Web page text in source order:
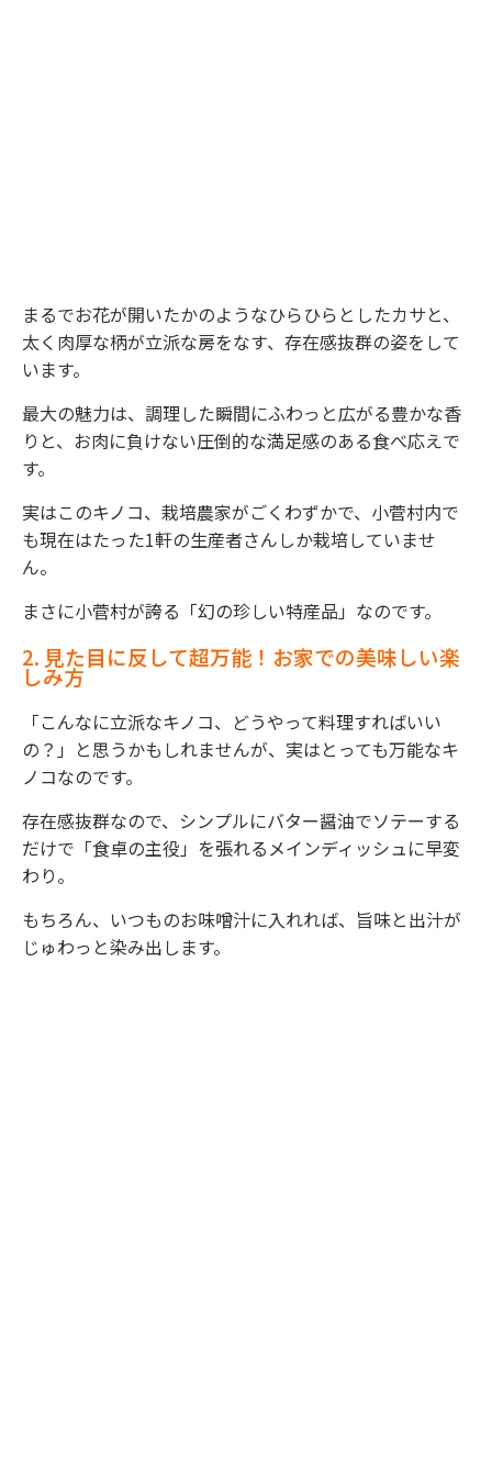
まるでお花が開いたかのようなひらひらとしたカサと、
太く肉厚な柄が立派な房をなす、存在感抜群の姿をして
います。
最大の魅力は、調理した瞬間にふわっと広がる豊かな香
りと、お肉に負けない圧倒的な満足感のある食べ応えで
す。
実はこのキノコ、栽培農家がごくわずかで、小菅村内で
も現在はたった1軒の生産者さんしか栽培していませ
ん。
まさに小菅村が誇る「幻の珍しい特産品」なのです。
2. 見た目に反して超万能！お家での美味しい楽
しみ方
「こんなに立派なキノコ、どうやって料理すればいい
の？」と思うかもしれませんが、実はとっても万能なキ
ノコなのです。
存在感抜群なので、シンプルにバター醤油でソテーする
だけで「食卓の主役」を張れるメインディッシュに早変
わり。
もちろん、いつものお味噌汁に入れれば、旨味と出汁が
じゅわっと染み出します。